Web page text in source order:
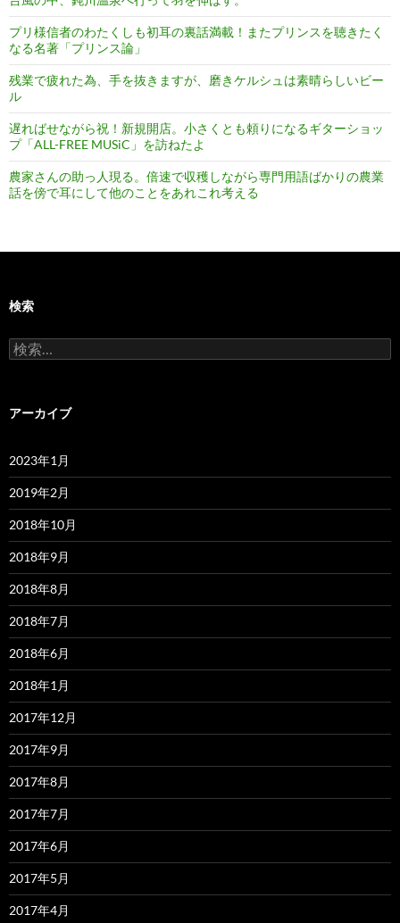
プリ様信者のわたくしも初耳の裏話満載！またプリンスを聴きたく
なる名著「プリンス論」
残業で疲れた為、手を抜きますが、磨きケルシュは素晴らしいビー
ル
遅ればせながら祝！新規開店。小さくとも頼りになるギターショッ
プ「ALL-FREE MUSiC」を訪ねたよ
農家さんの助っ人現る。倍速で収穫しながら専門用語ばかりの農業
話を傍で耳にして他のことをあれこれ考える
検索
検
索:
アーカイブ
2023年1月
2019年2月
2018年10月
2018年9月
2018年8月
2018年7月
2018年6月
2018年1月
2017年12月
2017年9月
2017年8月
2017年7月
2017年6月
2017年5月
2017年4月